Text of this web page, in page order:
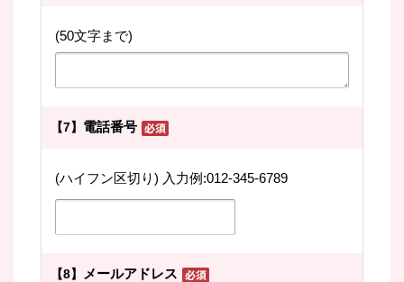
(50文字まで)
【7】 電話番号
(ハイフン区切り) 入力例:012-345-6789
【8】 メールアドレス